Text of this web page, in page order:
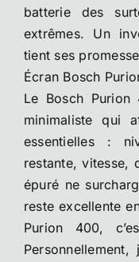
batterie des
extrêmes. Un
tient ses
Écran Bosch
Le Bosch
minimaliste qui
essentielles :
restante, vitesse,
épuré ne
reste excellente
Purion 400,